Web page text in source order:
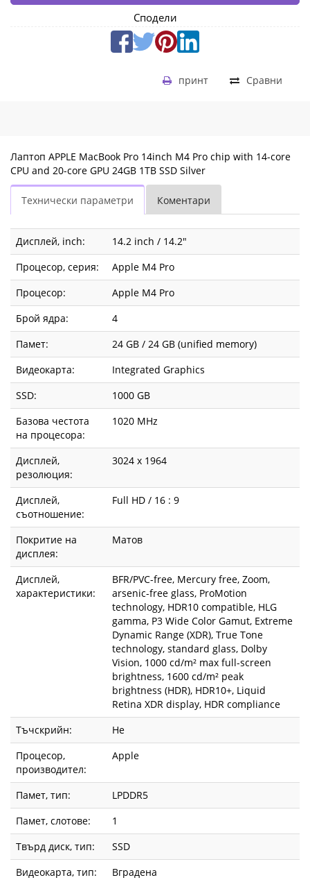
Сподели
Сравни
принт
Лаптоп APPLE MacBook Pro 14inch M4 Pro chip with 14-core
CPU and 20-core GPU 24GB 1TB SSD Silver
Технически параметри Коментари
Дисплей, inch:
14.2 inch / 14.2"
Процесор, серия:
Apple M4 Pro
Процесор:
Apple M4 Pro
Брой ядра:
4
Памет:
24 GB / 24 GB (unified memory)
Видеокарта:
Integrated Graphics
SSD:
1000 GB
Базова честота
на процесора:
1020 MHz
Дисплей,
резолюция:
3024 x 1964
Дисплей,
съотношение:
Full HD / 16 : 9
Покритие на
дисплея:
Матов
Дисплей,
характеристики:
BFR/PVC-free, Mercury free, Zoom,
arsenic-free glass, ProMotion
technology, HDR10 compatible, HLG
gamma, P3 Wide Color Gamut, Extreme
Dynamic Range (XDR), True Tone
technology, standard glass, Dolby
Vision, 1000 cd/m² max full-screen
brightness, 1600 cd/m² peak
brightness (HDR), HDR10+, Liquid
Retina XDR display, HDR compliance
Тъчскрийн:
Не
Процесор,
производител:
Apple
Памет, тип:
LPDDR5
Памет, слотове:
1
Твърд диск, тип:
SSD
Видеокарта, тип:
Вградена